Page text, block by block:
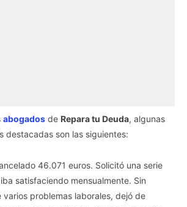
abogados de Repara tu Deuda, algunas
destacadas son las siguientes:
46.071 euros. Solicitó una serie
satisfaciendo mensualmente. Sin
problemas laborales, dejó de